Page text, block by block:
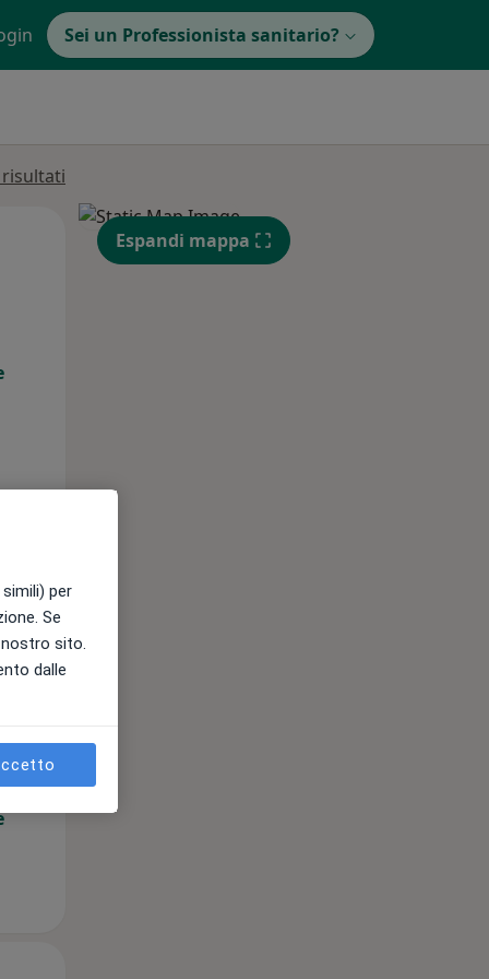
Sei un Professionista sanitario?
Gio, Ven,
14 Ago
Mer,
Espandi mappa
per
Se
sito.
dalle